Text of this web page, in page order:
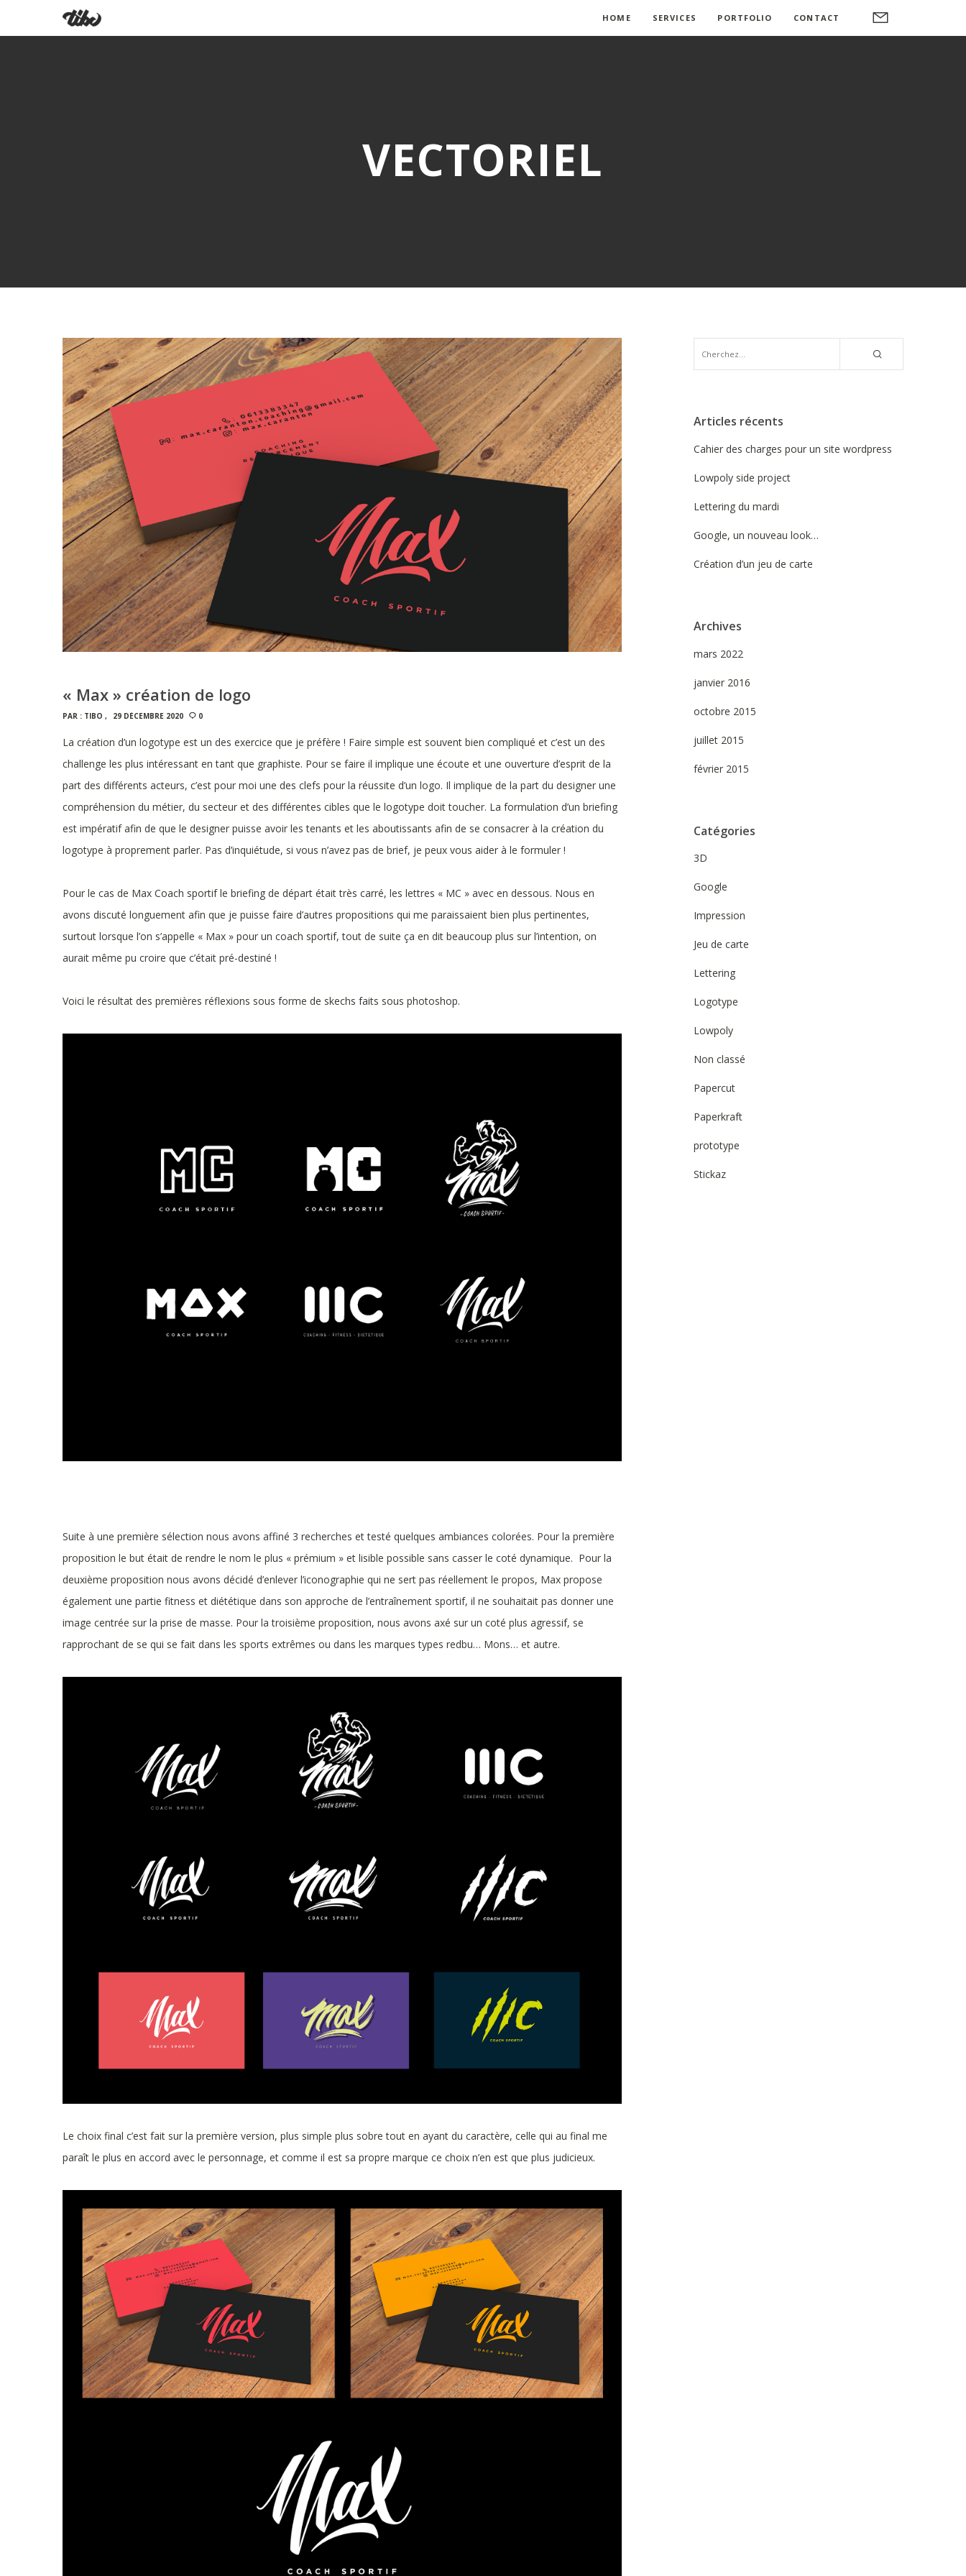
HOME SERVICES PORTFOLIO CONTACT
VECTORIEL
« Max » création de logo
PAR : TIBO 29 DÉCEMBRE 2020 0
La création d’un logotype est un des exercice que je préfère ! Faire simple est souvent bien compliqué et c’est un des
challenge les plus intéressant en tant que graphiste. Pour se faire il implique une écoute et une ouverture d’esprit de la
part des différents acteurs, c’est pour moi une des clefs pour la réussite d’un logo. Il implique de la part du designer une
compréhension du métier, du secteur et des différentes cibles que le logotype doit toucher. La formulation d’un briefing
est impératif afin de que le designer puisse avoir les tenants et les aboutissants afin de se consacrer à la création du
logotype à proprement parler. Pas d’inquiétude, si vous n’avez pas de brief, je peux vous aider à le formuler !
Pour le cas de Max Coach sportif le briefing de départ était très carré, les lettres « MC » avec en dessous. Nous en
avons discuté longuement afin que je puisse faire d’autres propositions qui me paraissaient bien plus pertinentes,
surtout lorsque l’on s’appelle « Max » pour un coach sportif, tout de suite ça en dit beaucoup plus sur l’intention, on
aurait même pu croire que c’était pré-destiné !
Voici le résultat des premières réflexions sous forme de skechs faits sous photoshop.
Suite à une première sélection nous avons affiné 3 recherches et testé quelques ambiances colorées. Pour la première
proposition le but était de rendre le nom le plus « prémium » et lisible possible sans casser le coté dynamique. Pour la
deuxième proposition nous avons décidé d’enlever l’iconographie qui ne sert pas réellement le propos, Max propose
également une partie fitness et diététique dans son approche de l’entraînement sportif, il ne souhaitait pas donner une
image centrée sur la prise de masse. Pour la troisième proposition, nous avons axé sur un coté plus agressif, se
rapprochant de se qui se fait dans les sports extrêmes ou dans les marques types redbu… Mons… et autre.
Le choix final c’est fait sur la première version, plus simple plus sobre tout en ayant du caractère, celle qui au final me
paraît le plus en accord avec le personnage, et comme il est sa propre marque ce choix n’en est que plus judicieux.
Articles récents
Cahier des charges pour un site wordpress
Lowpoly side project
Lettering du mardi
Google, un nouveau look…
Création d’un jeu de carte
Archives
mars 2022
janvier 2016
octobre 2015
juillet 2015
février 2015
Catégories
3D
Google
Impression
Jeu de carte
Lettering
Logotype
Lowpoly
Non classé
Papercut
Paperkraft
prototype
Stickaz